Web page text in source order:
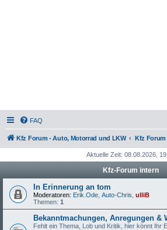
FAQ
Kfz Forum - Auto, Motorrad und LKW
Aktuelle Zeit: 08.08.2026,
Kfz-Forum intern
In Erinnerung an tom
Moderatoren: Erik.Ode Auto-Chris ulliB
Themen: 1
Bekanntmachungen, Anregungen &
Fehlt ein Thema, Lob und Kritik, hier könnt Ihr